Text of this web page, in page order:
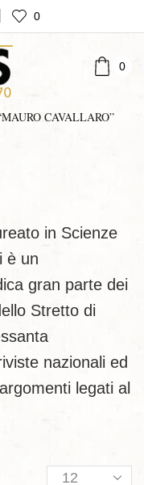
0
0
CAVALLARO”
in Scienze
è un
gran parte dei
Stretto di
nazionali ed
legati al
Products